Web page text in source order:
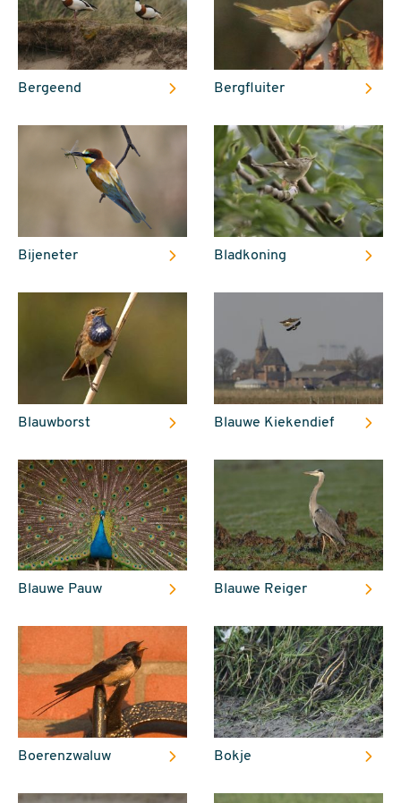
Bergeend Bergfluiter
Bijeneter Bladkoning
Blauwborst Blauwe Kiekendief
Blauwe Pauw Blauwe Reiger
Boerenzwaluw Bokje